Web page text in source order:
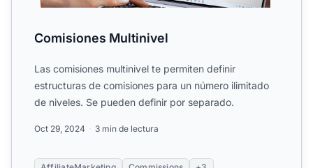
Comisiones Multinivel
Las comisiones multinivel te permiten definir
estructuras de comisiones para un número ilimitado
de niveles. Se pueden definir por separado.
Oct 29, 2024 3 min de lectura